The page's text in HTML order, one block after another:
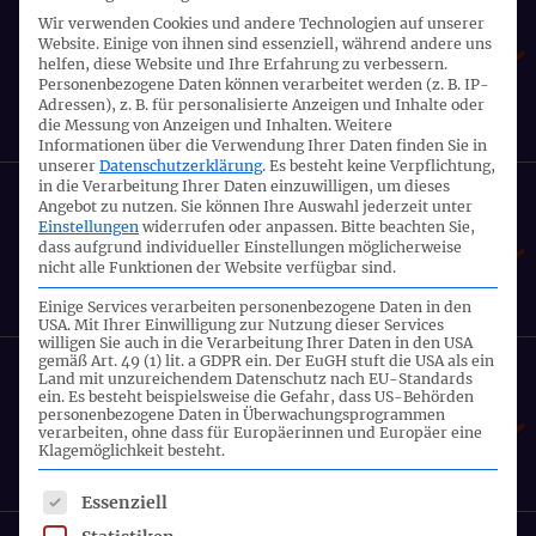
dem IASB zu ED/2021/6 Management
Commentary
26.10.2021
24. Sitzung Gemeinsamer
Fachausschuss
06.10.2021
23. Sitzung Gemeinsamer
Fachausschuss
02.09.2021
Wir verwenden Cookies und andere Technologien auf unserer
Website. Einige von ihnen sind essenziell, während andere uns
helfen, diese Website und Ihre Erfahrung zu verbessern.
Personenbezogene Daten können verarbeitet werden (z. B. IP-
Adressen), z. B. für personalisierte Anzeigen und Inhalte oder
die Messung von Anzeigen und Inhalten. Weitere
Informationen über die Verwendung Ihrer Daten finden Sie in
unserer Datenschutzerklärung. Es besteht keine Verpflichtung,
in die Verarbeitung Ihrer Daten einzuwilligen, um dieses
Angebot zu nutzen. Sie können Ihre Auswahl jederzeit unter
Einstellungen widerrufen oder anpassen. Bitte beachten Sie,
dass aufgrund individueller Einstellungen möglicherweise
nicht alle Funktionen der Website verfügbar sind.
Einige Services verarbeiten personenbezogene Daten in den
USA. Mit Ihrer Einwilligung zur Nutzung dieser Services
willigen Sie auch in die Verarbeitung Ihrer Daten in den USA
gemäß Art. 49 (1) lit. a GDPR ein. Der EuGH stuft die USA als ein
Land mit unzureichendem Datenschutz nach EU-Standards
ein. Es besteht beispielsweise die Gefahr, dass US-Behörden
personenbezogene Daten in Überwachungsprogrammen
verarbeiten, ohne dass für Europäerinnen und Europäer eine
Klagemöglichkeit besteht.
Es folgt eine Liste der Service-Gruppen, für die eine
Essenziell